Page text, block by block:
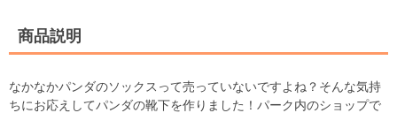
商品説明
なかなかパンダのソックスって売っていないですよね？そんな気持
ちにお応えしてパンダの靴下を作りました！パーク内のショップで